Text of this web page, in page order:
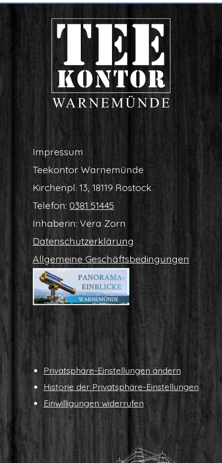
Impres­sum
Tee­kon­tor Warnemünde
Kir­chen­pl. 13, 18119 Rostock
Tele­fon: 0381 51445
Inha­be­rin: Vera Zorn
Daten­schutz­er­klä­rung
All­ge­mei­ne Geschäftsbedingungen
Pri­vat­sphä­re-Ein­stel­lun­gen ändern
His­to­rie der Privatsphäre-Einstellungen
Ein­wil­li­gun­gen widerrufen